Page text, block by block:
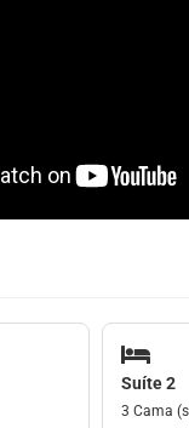
Suíte 2
3 Cama